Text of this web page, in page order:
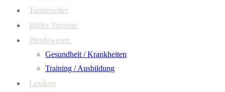
Turnierreiter
Bilder Turniere
Pferdewesen
Gesundheit / Krankheiten
Training / Ausbildung
Lexikon